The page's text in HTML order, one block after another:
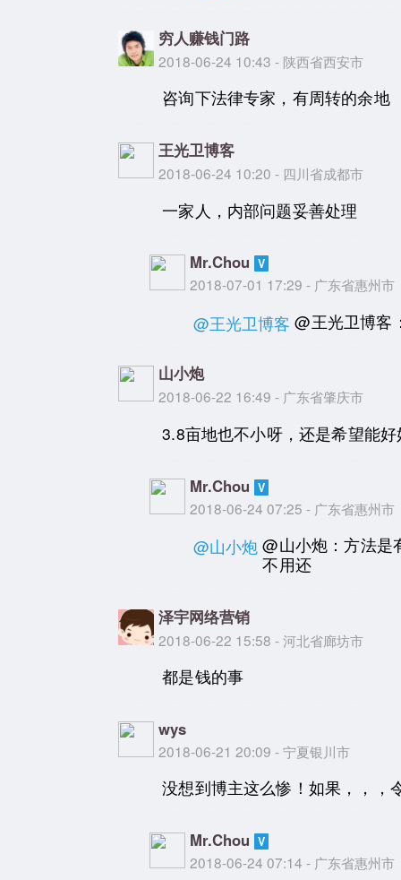
穷人赚钱门路
2018-06-24 10:43 - 陕西省西安市
咨询下法律专家，有周转的余地
王光卫博客
2018-06-24 10:20 - 四川省成都市
一家人，内部问题妥善处理
Mr.Chou
2018-07-01 17:29 - 广东省惠州市
@王光卫博客 @王光卫博客
山小炮
2018-06-22 16:49 - 广东省肇庆市
3.8亩地也不小呀，还是希望能
Mr.Chou
2018-06-24 07:25 - 广东省惠州市
@山小炮 @山小炮：方法是
不用还
泽宇网络营销
2018-06-22 15:58 - 河北省廊坊市
都是钱的事
wys
2018-06-21 20:09 - 宁夏银川市
没想到博主这么惨！如果，，，
Mr.Chou
2018-06-24 07:14 - 广东省惠州市